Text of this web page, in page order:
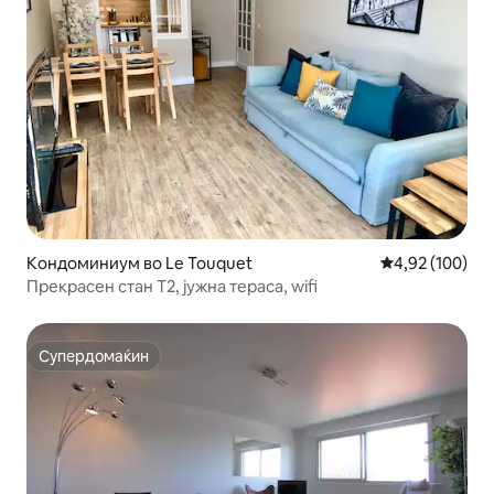
Кондоминиум во Le Touquet Просечна
4,92 (100)
Прекрасен стан Т2, јужна тераса, wifi
Супердомаќин
Супердомаќин